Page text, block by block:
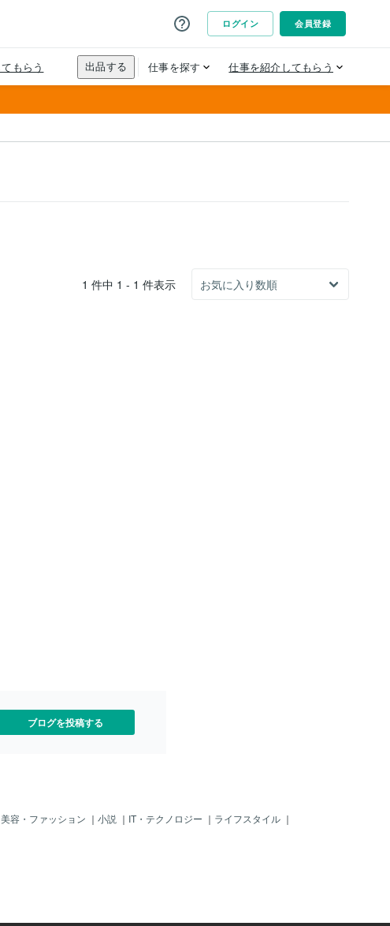
1 件中 1 - 1 件表示
ブログを投稿する
美容・ファッション ｜ 小説 ｜ IT・テクノロジー ｜ ライフスタイル ｜